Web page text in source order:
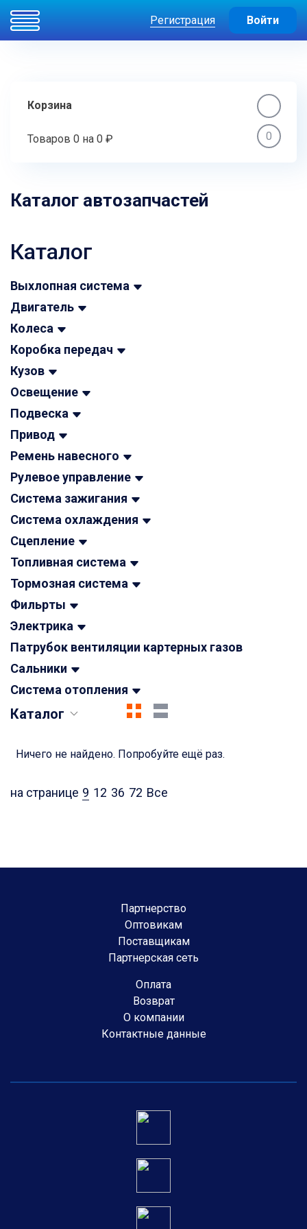
Регистрация Войти
Корзина
Товаров 0 на 0 ₽ 0
Каталог автозапчастей
Каталог
Выхлопная система
Двигатель
Колеса
Коробка передач
Кузов
Освещение
Подвеска
Привод
Ремень навесного
Рулевое управление
Система зажигания
Система охлаждения
Сцепление
Топливная система
Тормозная система
Фильрты
Электрика
Патрубок вентиляции картерных газов
Сальники
Система отопления
Каталог
Ничего не найдено. Попробуйте ещё раз.
на странице 9 12 36 72 Все
Партнерство
Оптовикам
Поставщикам
Партнерская сеть
Оплата
Возврат
О компании
Контактные данные